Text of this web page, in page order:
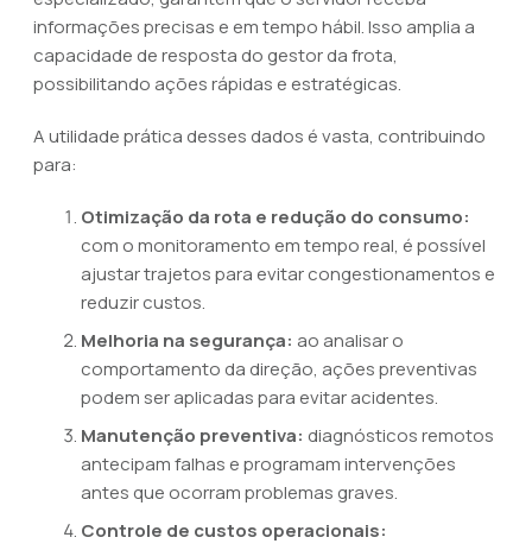
informações precisas e em tempo hábil. Isso amplia a
capacidade de resposta do gestor da frota,
possibilitando ações rápidas e estratégicas.
A utilidade prática desses dados é vasta, contribuindo
para:
Otimização da rota e redução do consumo:
com o monitoramento em tempo real, é possível
ajustar trajetos para evitar congestionamentos e
reduzir custos.
Melhoria na segurança: ao analisar o
comportamento da direção, ações preventivas
podem ser aplicadas para evitar acidentes.
Manutenção preventiva: diagnósticos remotos
antecipam falhas e programam intervenções
antes que ocorram problemas graves.
Controle de custos operacionais: